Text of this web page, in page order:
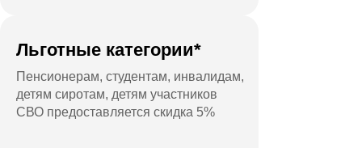
Льготные категории*
Пенсионерам, студентам, инвалидам,
детям сиротам, детям участников
СВО предоставляется скидка 5%